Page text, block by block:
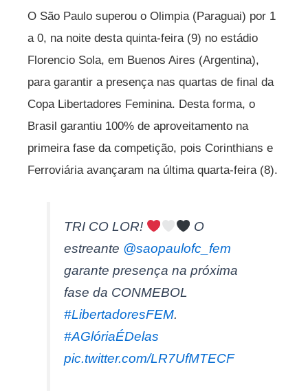
O São Paulo superou o Olimpia (Paraguai) por 1
a 0, na noite desta quinta-feira (9) no estádio
Florencio Sola, em Buenos Aires (Argentina),
para garantir a presença nas quartas de final da
Copa Libertadores Feminina. Desta forma, o
Brasil garantiu 100% de aproveitamento na
primeira fase da competição, pois Corinthians e
Ferroviária avançaram na última quarta-feira (8).
TRI CO LOR!
O
estreante @saopaulofc_fem
garante presença na próxima
fase da CONMEBOL
#LibertadoresFEM.
#AGlóriaÉDelas
pic.twitter.com/LR7UfMTECF